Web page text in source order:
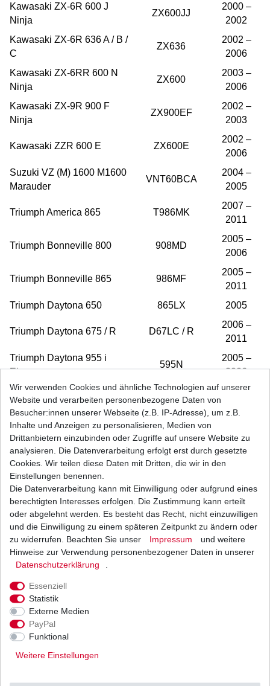
Kawasaki ZX-6R 600 J
Ninja
ZX600JJ
2000 –
2002
Kawasaki ZX-6R 636 A / B /
C
ZX636
2002 –
2006
Kawasaki ZX-6RR 600 N
Ninja
ZX600
2003 –
2006
Kawasaki ZX-9R 900 F
Ninja
ZX900EF
2002 –
2003
Kawasaki ZZR 600 E ZX600E
2002 –
2006
Suzuki VZ (M) 1600 M1600
Marauder
VNT60BCA
2004 –
2005
Triumph America 865 T986MK
2007 –
2011
Triumph Bonneville 800 908MD
2005 –
2006
Triumph Bonneville 865 986MF
2005 –
2011
Triumph Daytona 650
865LX 2005
Triumph Daytona 675 / R D67LC / R
2006 –
2011
Triumph Daytona 955 i
Einarm
595N
2005 –
2006
Triumph Rocket 2300 III /
Roadster ABS / Classic
C23XB
2004 –
Triumph Rocket 2300 III
Touring ABS
23XC
2011
Triumph Scrambler 865 986MG
Triumph Speed Triple 1050
/ ABS
515NV
2005 –
2011
Triumph Speedmaster 865 908ML
2005 –
2007
Triumph Speedmaster 865
2008 –
Triumph Sprint 1050 GT
ABS
Triumph Sprint 1050 ST /
ABS
Triumph Street Triple 675/ R
Wir verwenden Cookies und ähnliche Technologien auf unserer
Website und verarbeiten personenbezogene Daten von
Besucher:innen unserer Webseite (z.B. IP-Adresse), um z.B.
Inhalte und Anzeigen zu personalisieren, Medien von
Drittanbietern einzubinden oder Zugriffe auf unsere Website zu
analysieren. Die Datenverarbeitung erfolgt erst durch gesetzte
Cookies. Wir teilen diese Daten mit Dritten, die wir in den
Einstellungen benennen.
Die Datenverarbeitung kann mit Einwilligung oder aufgrund eines
berechtigten Interesses erfolgen. Die Zustimmung kann erteilt
oder abgelehnt werden. Es besteht das Recht, nicht einzuwilligen
und die Einwilligung zu einem späteren Zeitpunkt zu ändern oder
zu widerrufen. Beachten Sie unser
Impressum
und weitere
Hinweise zur Verwendung personenbezogener Daten in unserer
Daten­schutz­erklärung
Essenziell
Statistik
Externe Medien
PayPal
Funktional
Weitere Einstellungen